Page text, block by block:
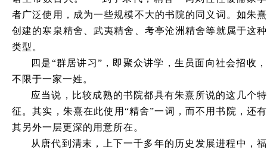
者广泛使用，成为一些规模不大的书院的同义词。如朱熹
创建的寒泉精舍、武夷精舍、考亭沧洲精舍等就属于这种
类型。
四是“群居讲习”，即聚众讲学，生员面向社会招收，
不限于一家一姓。
应当说，比较成熟的书院都具有朱熹所说的这几个特
征。其实，朱熹在此使用 “精舍”一词，而不用书院，还有
其另外一层更深的用意所在。
从唐代到清末，上下一千多年的历史发展进程中，福